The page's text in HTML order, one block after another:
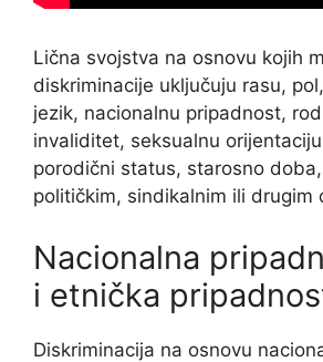
Lična svojstva na osnovu kojih
diskriminacije uključuju rasu,
jezik, nacionalnu pripadnost,
invaliditet, seksualnu
porodični status, starosno
političkim, sindikalnim ili drugim
Nacionalna
i etnička
Diskriminacija na osnovu